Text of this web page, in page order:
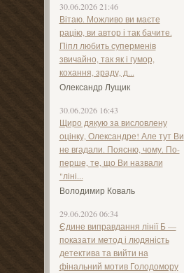
30.06.2026 21:46
Вітаю. Можливо ви маєте
рацію, ви автор і так бачите.
Піпл любить суперменів
звичайно, так як і гумор,
кохання, зраду, д...
Олександр Лущик
30.06.2026 16:43
Щиро дякую за висловлену
оцінку, Олександре! Але тут Ви
не вгадали. Поясню, чому. По-
перше, те, що Ви назвали
"ліні...
Володимир Коваль
29.06.2026 06:34
Єдине виправдання лінії Б —
показати метод і людяність
детектива та вийти на
фінальний мотив Голодомору